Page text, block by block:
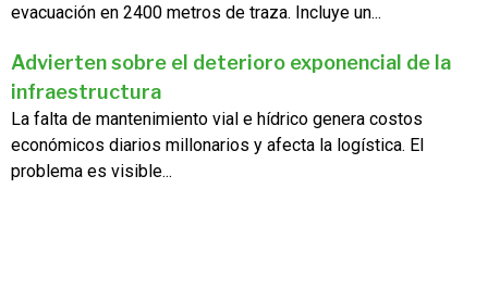
evacuación en 2400 metros de traza. Incluye un...
Advierten sobre el deterioro exponencial de la
infraestructura
La falta de mantenimiento vial e hídrico genera costos
económicos diarios millonarios y afecta la logística. El
problema es visible...